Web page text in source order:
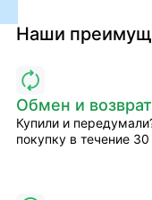
Наши
Обмен и
Купили и
покупку в течение